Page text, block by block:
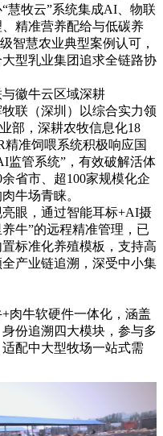
慧牧云”系统集成AI、物联
精准营养配给与低碳养
智慧农业典型案例认可，
型乳业集团追求全链路协
徽牛云区域深耕
联（深圳）以综合实力领
部，深耕农牧信息化18
准饲喂系统积极响应国
监管系统”，有效破解活体
省市、超100家规模化企
牛场青睐。
眼，通过智能耳标+AI摄
牛”的远程精准管理，已
标准化养殖模板，支持高
产业链追溯，深受中小集
肉牛软硬件一体化，涵盖
份追溯四大模块，参与多
配中大型牧场一站式需